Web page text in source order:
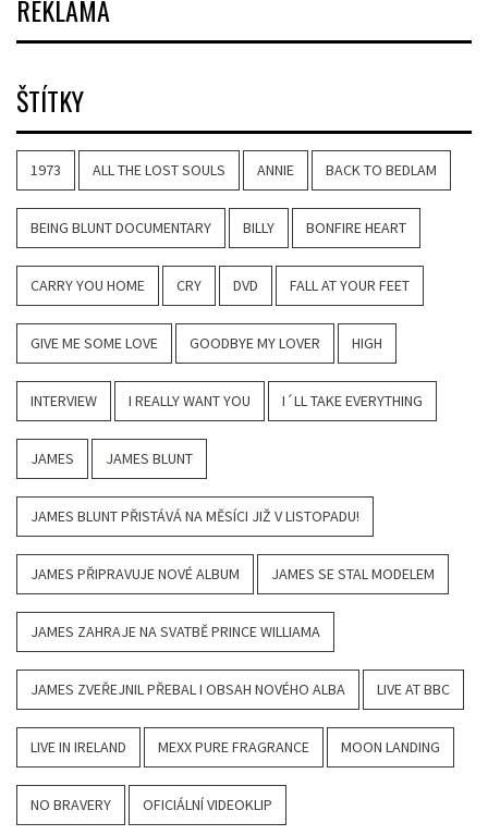
REKLAMA
ŠTÍTKY
1973 ALL THE LOST SOULS ANNIE BACK TO BEDLAM
BEING BLUNT DOCUMENTARY BILLY BONFIRE HEART
CARRY YOU HOME CRY DVD FALL AT YOUR FEET
GIVE ME SOME LOVE GOODBYE MY LOVER HIGH
INTERVIEW I REALLY WANT YOU I´LL TAKE EVERYTHING
JAMES JAMES BLUNT
JAMES BLUNT PŘISTÁVÁ NA MĚSÍCI JIŽ V LISTOPADU!
JAMES PŘIPRAVUJE NOVÉ ALBUM JAMES SE STAL MODELEM
JAMES ZAHRAJE NA SVATBĚ PRINCE WILLIAMA
JAMES ZVEŘEJNIL PŘEBAL I OBSAH NOVÉHO ALBA LIVE AT BBC
LIVE IN IRELAND MEXX PURE FRAGRANCE MOON LANDING
NO BRAVERY OFICIÁLNÍ VIDEOKLIP